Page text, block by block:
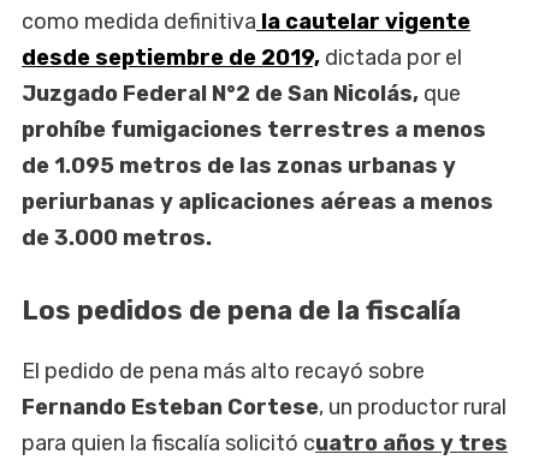
como medida definitiva la cautelar vigente
desde septiembre de 2019, dictada por el
Juzgado Federal N°2 de San Nicolás, que
prohíbe fumigaciones terrestres a menos
de 1.095 metros de las zonas urbanas y
periurbanas y aplicaciones aéreas a menos
de 3.000 metros.
Los pedidos de pena de la fiscalía
El pedido de pena más alto recayó sobre
Fernando Esteban Cortese, un productor rural
para quien la fiscalía solicitó cuatro años y tres